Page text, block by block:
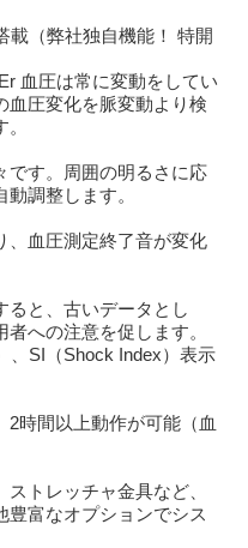
載（弊社独自機能！ 特開
血圧は常に変動をしてい
血圧変化を脈変動より検
です。周囲の明るさに応
調整します。
、血圧測定終了音が変化
ると、古いデータとし
への注意を促します。
、SI（Shock Index）表示
時間以上動作が可能（血
トレッチャ金具など、
豊富なオプションでシス